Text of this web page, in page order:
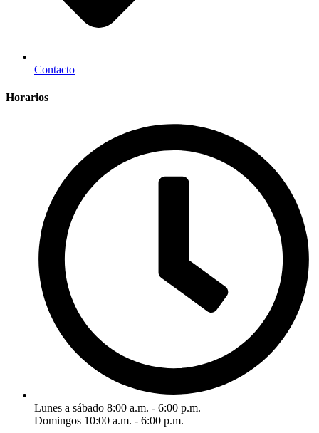
Contacto
Horarios
Lunes a sábado 8:00 a.m. - 6:00 p.m.
Domingos 10:00 a.m. - 6:00 p.m.